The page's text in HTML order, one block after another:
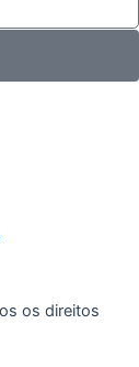
os direitos